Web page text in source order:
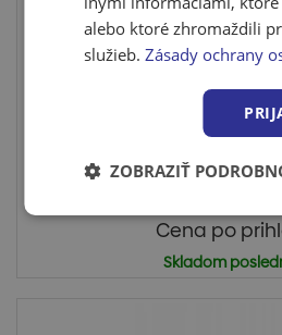
Batéria Intercom
chladnú
Bezdotyková elektronická
montovaná
Cena po
Skladom
alebo ktoré zhromaždili
služieb.Zásady ochrany
ZOBRAZIŤ